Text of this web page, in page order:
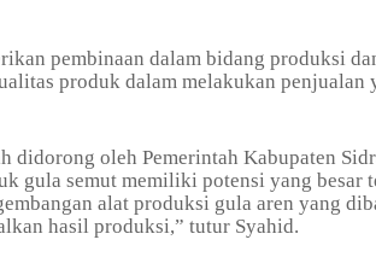
pembinaan dalam bidang produksi
produk dalam melakukan penjualan
didorong oleh Pemerintah Kabupaten
gula semut memiliki potensi yang besar
alat produksi gula aren yang
hasil produksi,” tutur Syahid.